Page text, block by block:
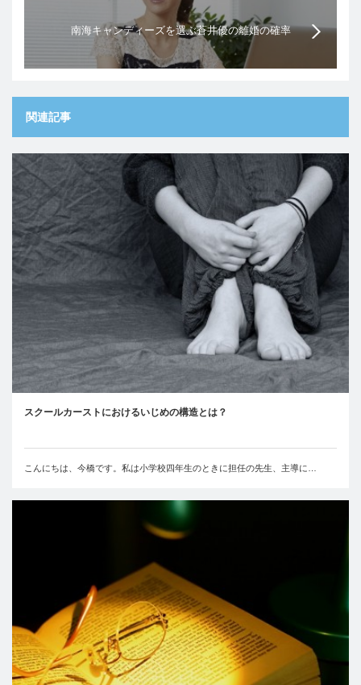
南海キャンディーズを選ぶ蒼井優の離婚の確率
関連記事
スクールカーストにおけるいじめの構造とは？
こんにちは、今橋です。私は小学校四年生のときに担任の先生、主導に…